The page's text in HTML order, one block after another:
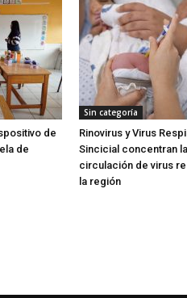
de
de
Sin categoría
Rinovirus y Virus
Sincicial concentran
circulación de virus
la región